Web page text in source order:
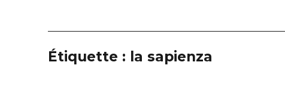
Étiquette : la sapienza